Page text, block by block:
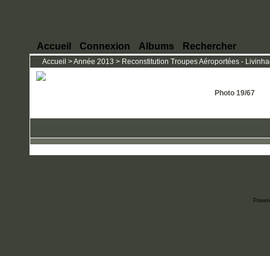
Accueil Connexion Albums Rechercher
Accueil >Année 2013 > Reconstitution Troupes Aéroportées -
Photo 19/67